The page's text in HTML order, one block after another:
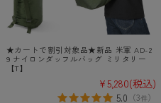
★カートで割引対象品★新品 米軍 AD-2
9 ナイロンダッフルバッグ ミリタリー
【T】
¥5,280(税込)
5.0 （3件）